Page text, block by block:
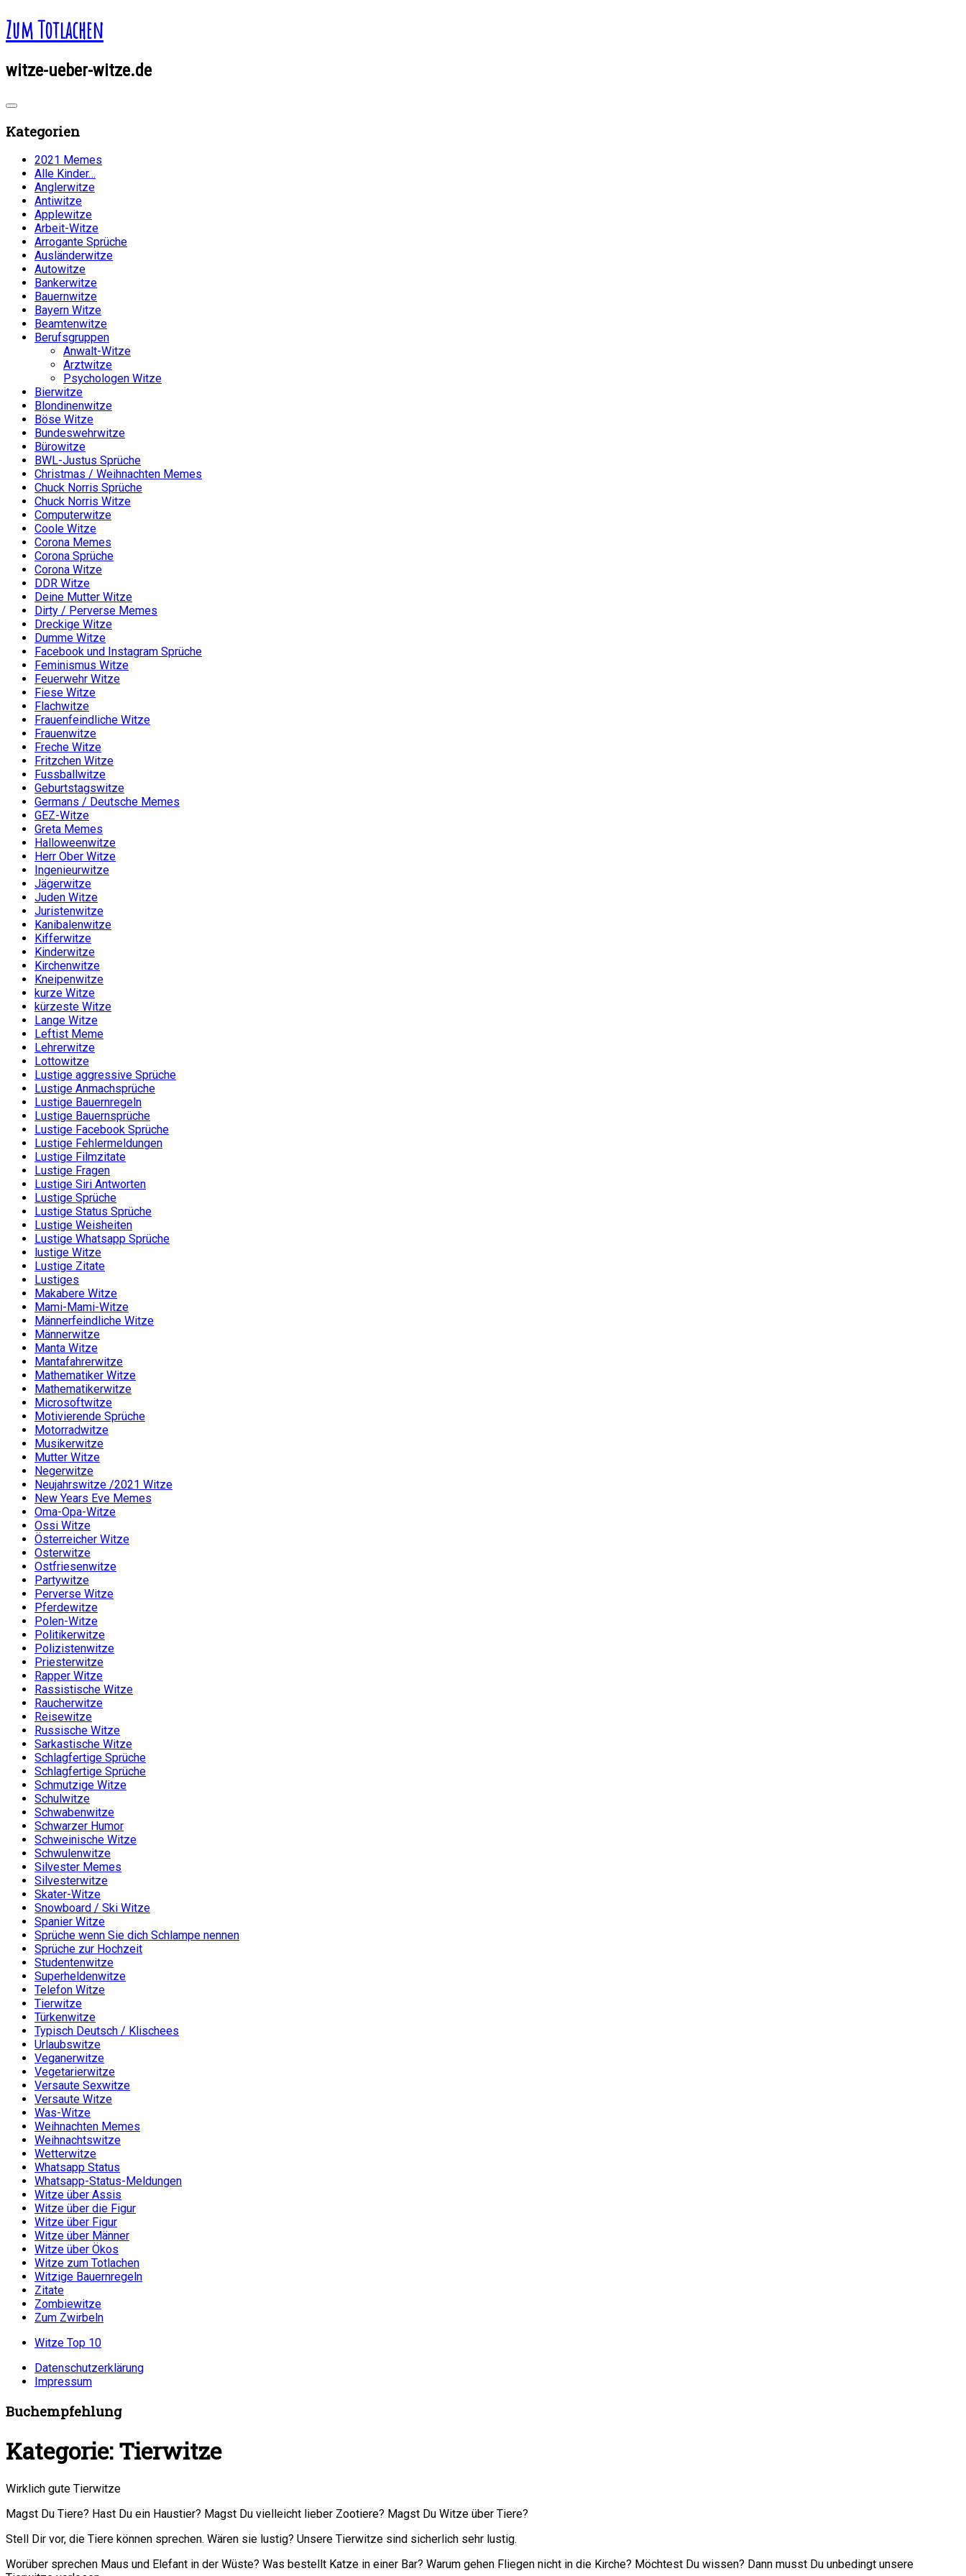
Zum Totlachen
witze-ueber-witze.de
Kategorien
2021 Memes
Alle Kinder…
Anglerwitze
Antiwitze
Applewitze
Arbeit-Witze
Arrogante Sprüche
Ausländerwitze
Autowitze
Bankerwitze
Bauernwitze
Bayern Witze
Beamtenwitze
Berufsgruppen
Anwalt-Witze
Arztwitze
Psychologen Witze
Bierwitze
Blondinenwitze
Böse Witze
Bundeswehrwitze
Bürowitze
BWL-Justus Sprüche
Christmas / Weihnachten Memes
Chuck Norris Sprüche
Chuck Norris Witze
Computerwitze
Coole Witze
Corona Memes
Corona Sprüche
Corona Witze
DDR Witze
Deine Mutter Witze
Dirty / Perverse Memes
Dreckige Witze
Dumme Witze
Facebook und Instagram Sprüche
Feminismus Witze
Feuerwehr Witze
Fiese Witze
Flachwitze
Frauenfeindliche Witze
Frauenwitze
Freche Witze
Fritzchen Witze
Fussballwitze
Geburtstagswitze
Germans / Deutsche Memes
GEZ-Witze
Greta Memes
Halloweenwitze
Herr Ober Witze
Ingenieurwitze
Jägerwitze
Juden Witze
Juristenwitze
Kanibalenwitze
Kifferwitze
Kinderwitze
Kirchenwitze
Kneipenwitze
kurze Witze
kürzeste Witze
Lange Witze
Leftist Meme
Lehrerwitze
Lottowitze
Lustige aggressive Sprüche
Lustige Anmachsprüche
Lustige Bauernregeln
Lustige Bauernsprüche
Lustige Facebook Sprüche
Lustige Fehlermeldungen
Lustige Filmzitate
Lustige Fragen
Lustige Siri Antworten
Lustige Sprüche
Lustige Status Sprüche
Lustige Weisheiten
Lustige Whatsapp Sprüche
lustige Witze
Lustige Zitate
Lustiges
Makabere Witze
Mami-Mami-Witze
Männerfeindliche Witze
Männerwitze
Manta Witze
Mantafahrerwitze
Mathematiker Witze
Mathematikerwitze
Microsoftwitze
Motivierende Sprüche
Motorradwitze
Musikerwitze
Mutter Witze
Negerwitze
Neujahrswitze /2021 Witze
New Years Eve Memes
Oma-Opa-Witze
Ossi Witze
Österreicher Witze
Osterwitze
Ostfriesenwitze
Partywitze
Perverse Witze
Pferdewitze
Polen-Witze
Politikerwitze
Polizistenwitze
Priesterwitze
Rapper Witze
Rassistische Witze
Raucherwitze
Reisewitze
Russische Witze
Sarkastische Witze
Schlagfertige Sprüche
Schlagfertige Sprüche
Schmutzige Witze
Schulwitze
Schwabenwitze
Schwarzer Humor
Schweinische Witze
Schwulenwitze
Silvester Memes
Silvesterwitze
Skater-Witze
Snowboard / Ski Witze
Spanier Witze
Sprüche wenn Sie dich Schlampe nennen
Sprüche zur Hochzeit
Studentenwitze
Superheldenwitze
Telefon Witze
Tierwitze
Türkenwitze
Typisch Deutsch / Klischees
Urlaubswitze
Veganerwitze
Vegetarierwitze
Versaute Sexwitze
Versaute Witze
Was-Witze
Weihnachten Memes
Weihnachtswitze
Wetterwitze
Whatsapp Status
Whatsapp-Status-Meldungen
Witze über Assis
Witze über die Figur
Witze über Figur
Witze über Männer
Witze über Ökos
Witze zum Totlachen
Witzige Bauernregeln
Zitate
Zombiewitze
Zum Zwirbeln
Witze Top 10
Datenschutzerklärung
Impressum
Buchempfehlung
Kategorie:Tierwitze
Wirklich gute Tierwitze
Magst Du Tiere? Hast Du ein Haustier? Magst Du vielleicht lieber Zootiere? Magst Du Witze über Tiere?
Stell Dir vor, die Tiere können sprechen. Wären sie lustig? Unsere Tierwitze sind sicherlich sehr lustig.
Worüber sprechen Maus und Elefant in der Wüste? Was bestellt Katze in einer Bar? Warum gehen Fliegen nicht in die Kirche? Möchtest Du wissen? Dann musst Du unbedingt unsere